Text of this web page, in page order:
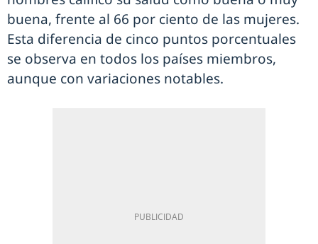
buena, frente al 66 por ciento de las mujeres.
Esta diferencia de cinco puntos porcentuales
se observa en todos los países miembros,
aunque con variaciones notables.